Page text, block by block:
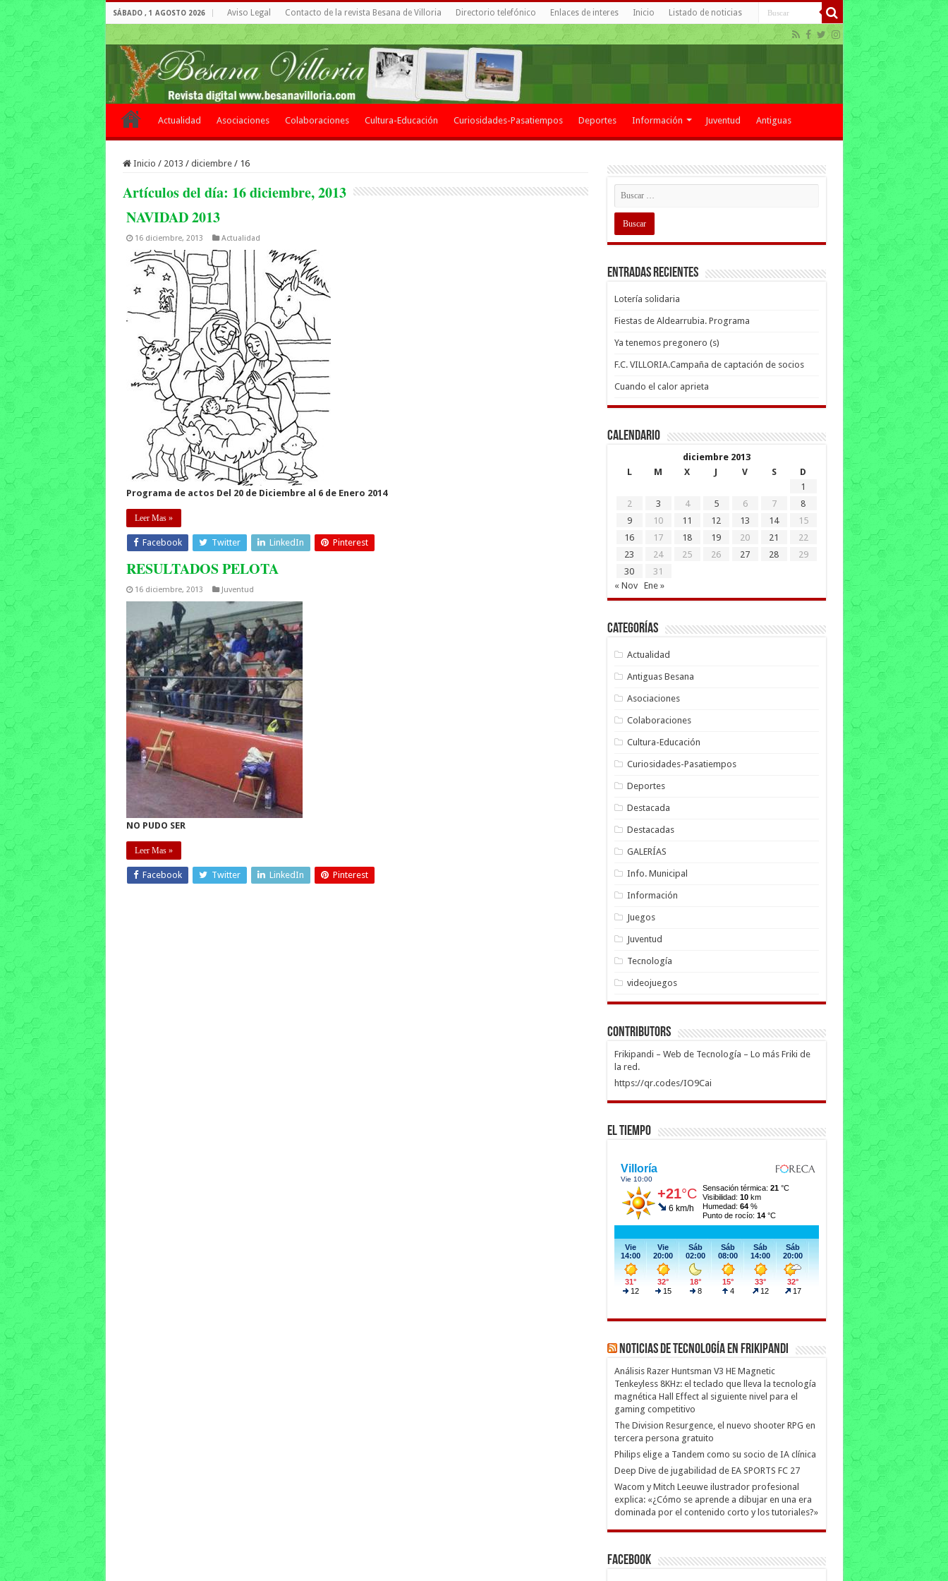
SÁBADO , 1 AGOSTO 2026 Aviso Legal Contacto de la revista Besana de Villoria Directorio telefónico Enlaces de interes Inicio Listado de noticias
Actualidad Asociaciones Colaboraciones Cultura-Educación Curiosidades-Pasatiempos Deportes Información Juventud Antiguas
Inicio / 2013 / diciembre / 16
Artículos del día: 16 diciembre, 2013
NAVIDAD 2013
16 diciembre, 2013 Actualidad
Programa de actos Del 20 de Diciembre al 6 de Enero 2014
Leer Mas »
Facebook Twitter LinkedIn Pinterest
RESULTADOS PELOTA
16 diciembre, 2013 Juventud
NO PUDO SER
Leer Mas »
Facebook Twitter LinkedIn Pinterest
Entradas recientes
Lotería solidaria
Fiestas de Aldearrubia. Programa
Ya tenemos pregonero (s)
F.C. VILLORIA.Campaña de captación de socios
Cuando el calor aprieta
Calendario
diciembre 2013
L
M X J V S
D
1
2
3 4 5 6 7
8
9
10 11 12 13 14
15
16
17 18 19 20 21
22
23
24 25 26 27 28
29
30
31
« Nov
Ene »
Categorías
Actualidad
Antiguas Besana
Asociaciones
Colaboraciones
Cultura-Educación
Curiosidades-Pasatiempos
Deportes
Destacada
Destacadas
GALERÍAS
Info. Municipal
Información
Juegos
Juventud
Tecnología
videojuegos
Contributors
Frikipandi – Web de Tecnología – Lo más Friki de
la red.
https://qr.codes/IO9Cai
El Tiempo
Noticias de Tecnología en Frikipandi
Análisis Razer Huntsman V3 HE Magnetic
Tenkeyless 8KHz: el teclado que lleva la tecnología
magnética Hall Effect al siguiente nivel para el
gaming competitivo
The Division Resurgence, el nuevo shooter RPG en
tercera persona gratuito
Philips elige a Tandem como su socio de IA clínica
Deep Dive de jugabilidad de EA SPORTS FC 27
Wacom y Mitch Leeuwe ilustrador profesional
explica: «¿Cómo se aprende a dibujar en una era
dominada por el contenido corto y los tutoriales?»
Facebook